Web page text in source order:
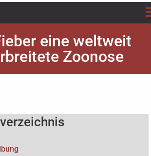
eine weltweit
Zoonose